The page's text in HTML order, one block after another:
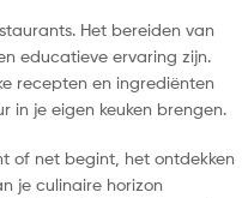
Het bereiden van
educatieve ervaring zijn.
recepten en ingrediënten
in je eigen keuken brengen.
of net begint, het ontdekken
je culinaire horizon